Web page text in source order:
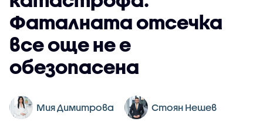
Фаталната отсечка
все още не е
обезопасена
Мия Димитрова Стоян Нешев